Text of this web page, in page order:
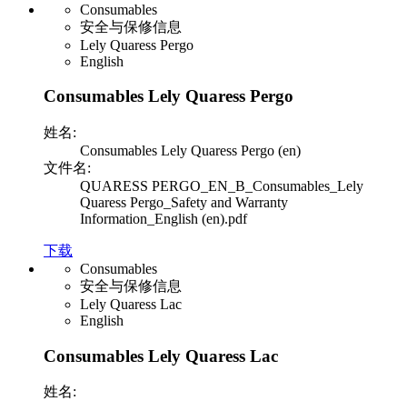
Consumables
安全与保修信息
Lely Quaress Pergo
English
Consumables Lely Quaress Pergo
姓名:
Consumables Lely Quaress Pergo (en)
文件名:
QUARESS PERGO_EN_B_Consumables_Lely
Quaress Pergo_Safety and Warranty
Information_English (en).pdf
下载
Consumables
安全与保修信息
Lely Quaress Lac
English
Consumables Lely Quaress Lac
姓名: